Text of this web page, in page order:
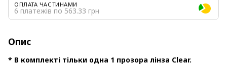
ОПЛАТА ЧАСТИНАМИ
6 платежів по 563.33 грн
Опис
* В комплекті тільки одна 1 прозора лінза Clear.